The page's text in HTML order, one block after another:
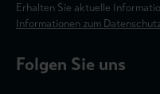
Erhalten Sie aktuelle
Informationen zum
Folgen Sie uns